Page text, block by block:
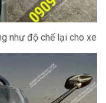
như độ chế lại cho xe